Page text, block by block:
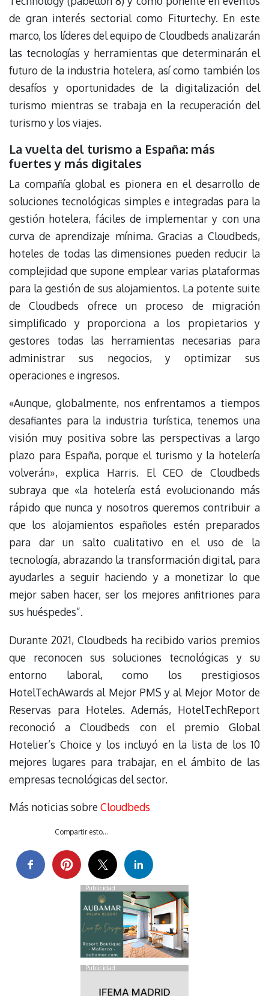
de gran interés sectorial como Fiturtechy. En este
marco, los líderes del equipo de Cloudbeds analizarán
las tecnologías y herramientas que determinarán el
futuro de la industria hotelera, así como también los
desafíos y oportunidades de la digitalización del
turismo mientras se trabaja en la recuperación del
turismo y los viajes.
La vuelta del turismo a España: más
fuertes y más digitales
La compañía global es pionera en el desarrollo de
soluciones tecnológicas simples e integradas para la
gestión hotelera, fáciles de implementar y con una
curva de aprendizaje mínima. Gracias a Cloudbeds,
hoteles de todas las dimensiones pueden reducir la
complejidad que supone emplear varias plataformas
para la gestión de sus alojamientos. La potente suite
de Cloudbeds ofrece un proceso de migración
simplificado y proporciona a los propietarios y
gestores todas las herramientas necesarias para
administrar sus negocios, y optimizar sus
operaciones e ingresos.
«Aunque, globalmente, nos enfrentamos a tiempos
desafiantes para la industria turística, tenemos una
visión muy positiva sobre las perspectivas a largo
plazo para España, porque el turismo y la hotelería
volverán», explica Harris. El CEO de Cloudbeds
subraya que «la hotelería está evolucionando más
rápido que nunca y nosotros queremos contribuir a
que los alojamientos españoles estén preparados
para dar un salto cualitativo en el uso de la
tecnología, abrazando la transformación digital, para
ayudarles a seguir haciendo y a monetizar lo que
mejor saben hacer, ser los mejores anfitriones para
sus huéspedes”.
Durante 2021, Cloudbeds ha recibido varios premios
que reconocen sus soluciones tecnológicas y su
entorno laboral, como los prestigiosos
HotelTechAwards al Mejor PMS y al Mejor Motor de
Reservas para Hoteles. Además, HotelTechReport
reconoció a Cloudbeds con el premio Global
Hotelier’s Choice y los incluyó en la lista de los 10
mejores lugares para trabajar, en el ámbito de las
empresas tecnológicas del sector.
Más noticias sobreCloudbeds
Compartir esto...
Publicidad
Publicidad